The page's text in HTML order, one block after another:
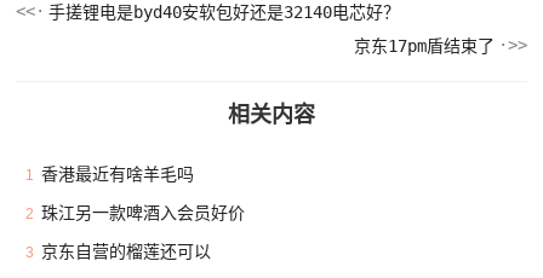
手搓锂电是byd40安软包好还是32140电芯好？
京东17pm盾结束了
相关内容
1 香港最近有啥羊毛吗
2 珠江另一款啤酒入会员好价
3 京东自营的榴莲还可以